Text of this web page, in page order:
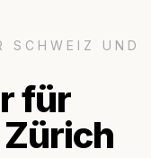
SCHWEIZ UND
für